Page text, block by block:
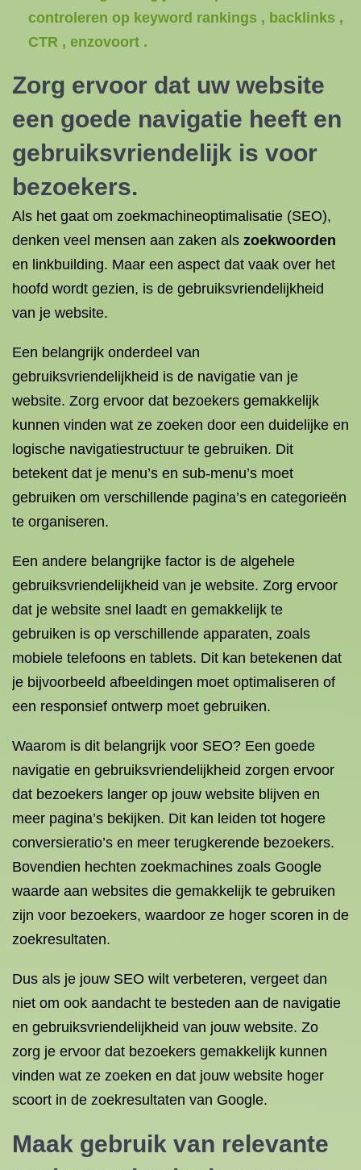
controleren op keyword rankings , backlinks ,
CTR , enzovoort .
Zorg ervoor dat uw website
een goede navigatie heeft en
gebruiksvriendelijk is voor
bezoekers.
Als het gaat om zoekmachineoptimalisatie (SEO),
denken veel mensen aan zaken als zoekwoorden
en linkbuilding. Maar een aspect dat vaak over het
hoofd wordt gezien, is de gebruiksvriendelijkheid
van je website.
Een belangrijk onderdeel van
gebruiksvriendelijkheid is de navigatie van je
website. Zorg ervoor dat bezoekers gemakkelijk
kunnen vinden wat ze zoeken door een duidelijke en
logische navigatiestructuur te gebruiken. Dit
betekent dat je menu’s en sub-menu’s moet
gebruiken om verschillende pagina’s en categorieën
te organiseren.
Een andere belangrijke factor is de algehele
gebruiksvriendelijkheid van je website. Zorg ervoor
dat je website snel laadt en gemakkelijk te
gebruiken is op verschillende apparaten, zoals
mobiele telefoons en tablets. Dit kan betekenen dat
je bijvoorbeeld afbeeldingen moet optimaliseren of
een responsief ontwerp moet gebruiken.
Waarom is dit belangrijk voor SEO? Een goede
navigatie en gebruiksvriendelijkheid zorgen ervoor
dat bezoekers langer op jouw website blijven en
meer pagina’s bekijken. Dit kan leiden tot hogere
conversieratio’s en meer terugkerende bezoekers.
Bovendien hechten zoekmachines zoals Google
waarde aan websites die gemakkelijk te gebruiken
zijn voor bezoekers, waardoor ze hoger scoren in de
zoekresultaten.
Dus als je jouw SEO wilt verbeteren, vergeet dan
niet om ook aandacht te besteden aan de navigatie
en gebruiksvriendelijkheid van jouw website. Zo
zorg je ervoor dat bezoekers gemakkelijk kunnen
vinden wat ze zoeken en dat jouw website hoger
scoort in de zoekresultaten van Google.
Maak gebruik van relevante